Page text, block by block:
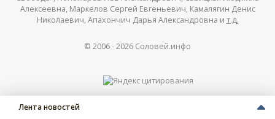
Лента новостей
Алексеевна, Маркелов Сергей Евгеньевич, Камалягин Денис
Николаевич, Апахончич Дарья Александровна и т.д.
© 2006 -2026 Соловей.инфо